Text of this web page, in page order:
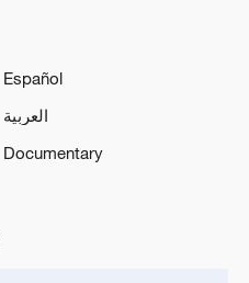
Español
العربية
Documentary